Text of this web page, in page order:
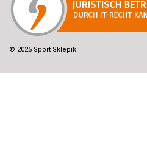
© 2025 Sport Sklepik